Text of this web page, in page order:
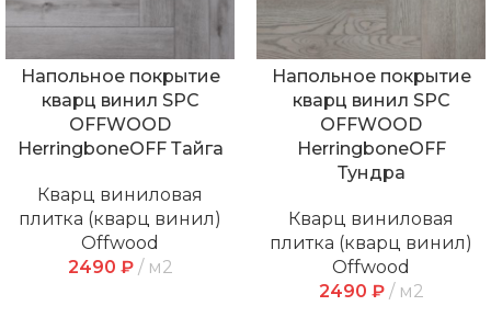
Напольное покрытие
кварц винил SPC
OFFWOOD
HerringboneOFF Тайга
Кварц виниловая
плитка (кварц винил)
Offwood
2490 ₽ м2
Напольное покрытие
кварц винил SPC
OFFWOOD
HerringboneOFF
Тундра
Кварц виниловая
плитка (кварц винил)
Offwood
2490 ₽ м2